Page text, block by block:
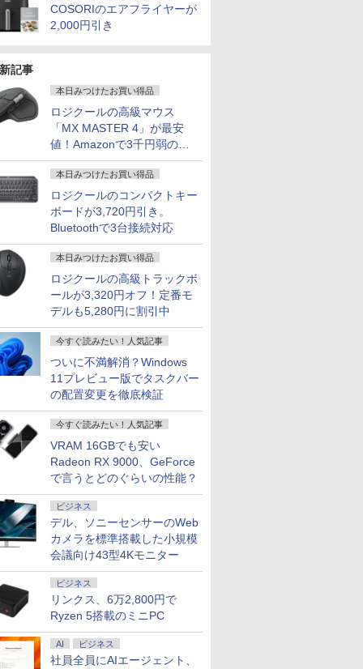
COSORIのエアフライヤーが
2,000円引き
記事
本日みつけたお買い得品
ロジクールの高級マウス
「MX MASTER 4」が最安
値！Amazonで3千円弱の割
引
本日みつけたお買い得品
ロジクールのコンパクトキー
ボードが3,720円引き。
Bluetoothで3台接続対応
本日みつけたお買い得品
ロジクールの高級トラックボ
ールが3,320円オフ！定番モ
デルも5,280円に割引中
今すぐ読みたい！人気記事
ついに不満解消？Windows
11プレビュー版でタスクバー
の配置変更を徹底検証
今すぐ読みたい！人気記事
VRAM 16GBでも安い
Radeon RX 9000、GeForce
で言うとどのぐらいの性能？
ビジネス
デル、ソニーセンサーのWeb
カメラを標準搭載した小規模
会議向け43型4Kモニター
ビジネス
リンクス、6万2,800円で
Ryzen 5搭載のミニPC
AI ビジネス
社員全員にAIエージェント、